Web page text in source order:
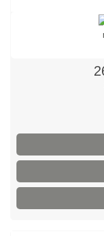
Premium-
Schwarz
Natur